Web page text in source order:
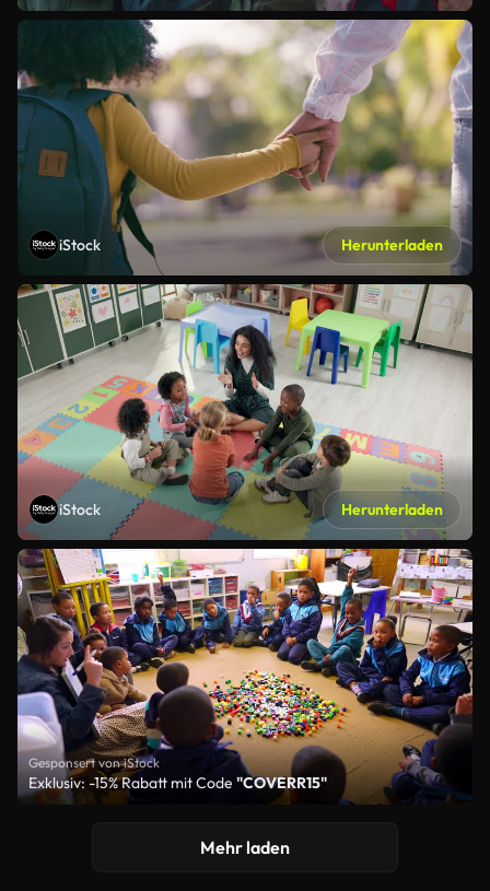
iStock Herunterladen
iStock Herunterladen
Gesponsert von iStock
Exklusiv: -15% Rabatt mit Code "COVERR15"
Mehr laden